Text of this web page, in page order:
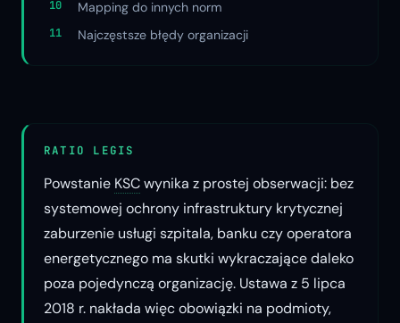
RATIO LEGIS
Powstanie KSCwynika z prostej obserwacji: bez
systemowej ochrony infrastruktury krytycznej
zaburzenie usługi szpitala, banku czy operatora
energetycznego ma skutki wykraczające daleko
poza pojedynczą organizację. Ustawa z 5 lipca
2018 r. nakłada więc obowiązki na podmioty,
Mapping do innych norm
Najczęstsze błędy organizacji